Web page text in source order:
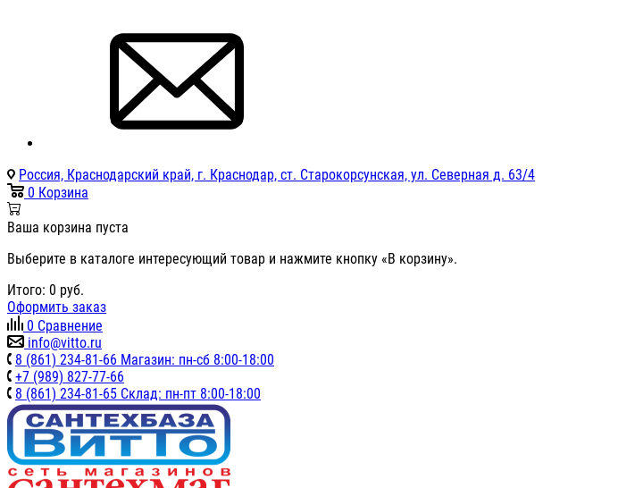
Россия, Краснодарский край, г. Краснодар, ст. Старокорсунская, ул. Северная д. 63/4
0 Корзина
Ваша корзина пуста
Выберите в каталоге интересующий товар и нажмите кнопку «В корзину».
Итого: 0 руб.
Оформить заказ
0 Сравнение
info@vitto.ru
8 (861) 234-81-66 Магазин: пн-сб 8:00-18:00
+7 (989) 827-77-66
8 (861) 234-81-65 Склад: пн-пт 8:00-18:00